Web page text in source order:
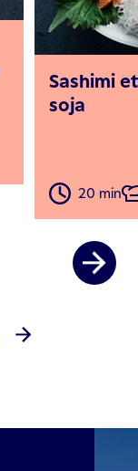
Sashimi
soja
20 min